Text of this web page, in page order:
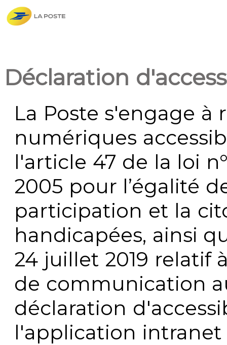
Déclaration
La Poste s'engage à
numériques
l'article 47 de la loi
2005 pour l’égalité
participation et la
handicapées, ainsi
24 juillet 2019 relatif
de communication
déclaration
l'application